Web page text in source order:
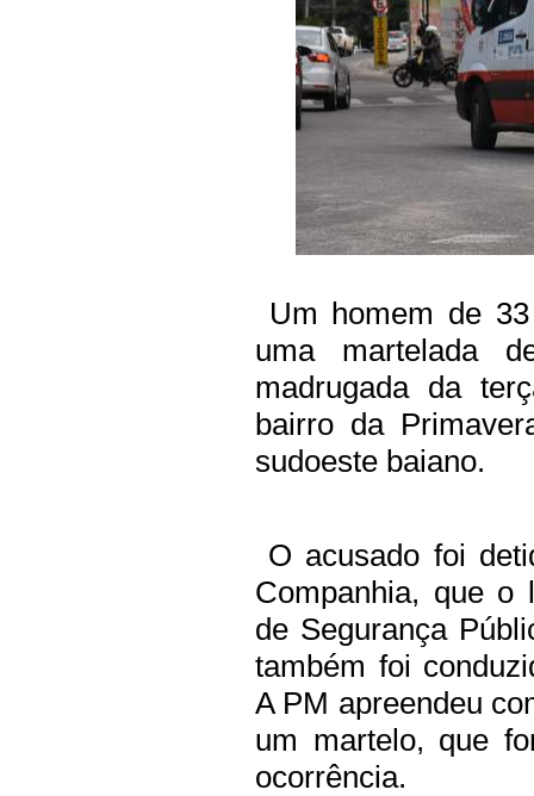
Um homem de
uma martelada
madrugada da
bairro da
sudoeste baiano.
O acusado foi
Companhia, que o
de Segurança
também foi
A PM apreendeu
um martelo, que
ocorrência.